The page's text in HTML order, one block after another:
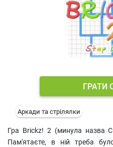
ГРАТИ
Аркади та стрілялки
Гра Brickz! 2 (минула назва
Пам'ятаєте, в ній треба